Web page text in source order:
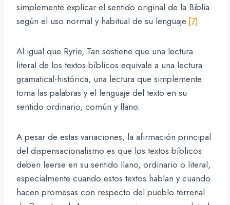
simplemente explicar el sentido original de la Biblia
según el uso normal y habitual de su lenguaje.[7]
Al igual que Ryrie, Tan sostiene que una lectura
literal de los textos bíblicos equivale a una lectura
gramatical-histórica, una lectura que simplemente
toma las palabras y el lenguaje del texto en su
sentido ordinario, común y llano.
A pesar de estas variaciones, la afirmación principal
del dispensacionalismo es que los textos bíblicos
deben leerse en su sentido llano, ordinario o literal,
especialmente cuando estos textos hablan y cuando
hacen promesas con respecto del pueblo terrenal